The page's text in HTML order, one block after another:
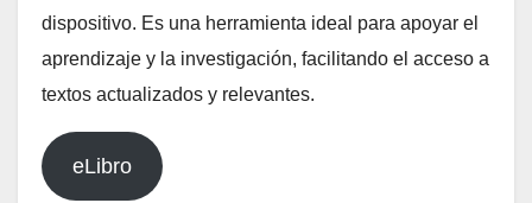
dispositivo. Es una herramienta ideal para apoyar el
aprendizaje y la investigación, facilitando el acceso a
textos actualizados y relevantes.
eLibro